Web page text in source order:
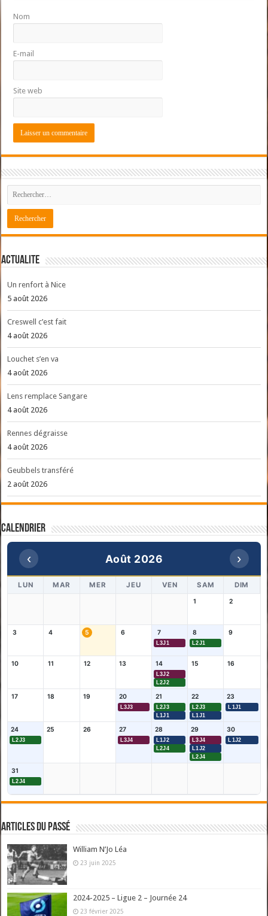
Nom
E-mail
Site web
ACTUALITE
Un renfort à Nice
5 août 2026
Creswell c’est fait
4 août 2026
Louchet s’en va
4 août 2026
Lens remplace Sangare
4 août 2026
Rennes dégraisse
4 août 2026
Geubbels transféré
2 août 2026
Calendrier
‹ Août 2026 ›
LUN MAR MER JEU VEN SAM DIM
1 2
3 4 5 6 7
L3J1
8
L2J1
9
10 11 12 13 14
L3J2
L2J2
15 16
17 18 19 20
L3J3
21
L2J3
L1J1
22
L2J3
L1J1
23
L1J1
24
L2J3
25 26 27
L3J4
28
L1J2
L2J4
29
L3J4
L1J2
L2J4
30
L1J2
31
L2J4
Articles du passé
William N’Jo Léa
23 juin 2025
2024-2025 – Ligue 2 – Journée 24
23 février 2025